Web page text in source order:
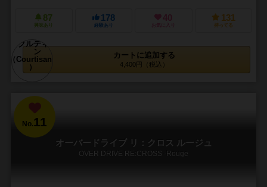
87
興味あり
178
経験あり
40
お気に入り
131
持ってる
カートに追加する
4,400円（税込）
No.11
オーバードライブ リ：クロス ルージュ
OVER DRIVE RE:CROSS -Rouge